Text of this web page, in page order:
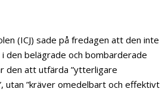
(ICJ) sade på fredagen att den inte
den belägrade och bombarderade
den att utfärda ”ytterligare
utan ”kräver omedelbart och effektivt